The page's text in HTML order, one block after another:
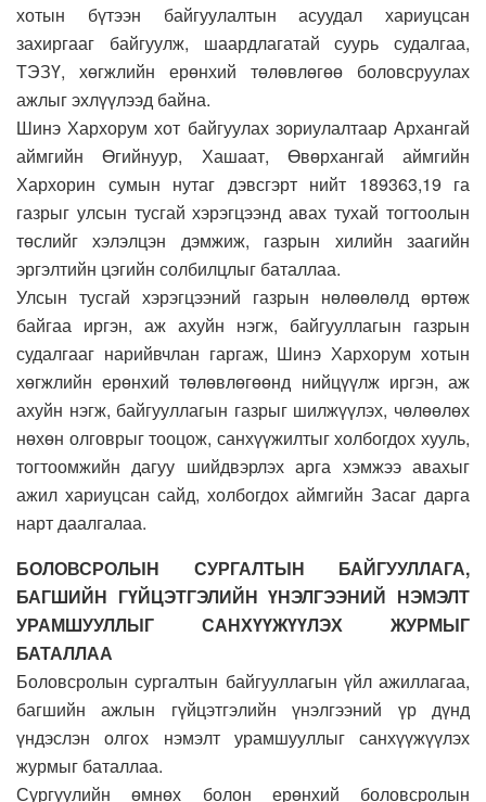
хотын бүтээн байгуулалтын асуудал хариуцсан
захиргааг байгуулж, шаардлагатай суурь судалгаа,
ТЭЗҮ, хөгжлийн ерөнхий төлөвлөгөө боловсруулах
ажлыг эхлүүлээд байна.
Шинэ Хархорум хот байгуулах зориулалтаар Архангай
аймгийн Өгийнуур, Хашаат, Өвөрхангай аймгийн
Хархорин сумын нутаг дэвсгэрт нийт 189363,19 га
газрыг улсын тусгай хэрэгцээнд авах тухай тогтоолын
төслийг хэлэлцэн дэмжиж, газрын хилийн заагийн
эргэлтийн цэгийн солбилцлыг баталлаа.
Улсын тусгай хэрэгцээний газрын нөлөөлөлд өртөж
байгаа иргэн, аж ахуйн нэгж, байгууллагын газрын
судалгааг нарийвчлан гаргаж, Шинэ Хархорум хотын
хөгжлийн ерөнхий төлөвлөгөөнд нийцүүлж иргэн, аж
ахуйн нэгж, байгууллагын газрыг шилжүүлэх, чөлөөлөх
нөхөн олговрыг тооцож, санхүүжилтыг холбогдох хууль,
тогтоомжийн дагуу шийдвэрлэх арга хэмжээ авахыг
ажил хариуцсан сайд, холбогдох аймгийн Засаг дарга
нарт даалгалаа.
БОЛОВСРОЛЫН СУРГАЛТЫН БАЙГУУЛЛАГА,
БАГШИЙН ГҮЙЦЭТГЭЛИЙН ҮНЭЛГЭЭНИЙ НЭМЭЛТ
УРАМШУУЛЛЫГ САНХҮҮЖҮҮЛЭХ ЖУРМЫГ
БАТАЛЛАА
Боловсролын сургалтын байгууллагын үйл ажиллагаа,
багшийн ажлын гүйцэтгэлийн үнэлгээний үр дүнд
үндэслэн олгох нэмэлт урамшууллыг санхүүжүүлэх
журмыг баталлаа.
Сургуулийн өмнөх болон ерөнхий боловсролын